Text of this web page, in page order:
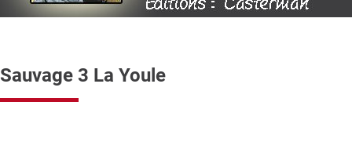
Sauvage 3 La Youle